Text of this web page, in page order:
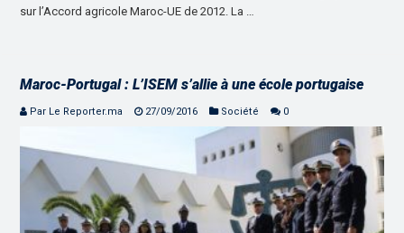
sur l’Accord agricole Maroc-UE de 2012. La …
Maroc-Portugal : L’ISEM s’allie à une école portugaise
Par Le Reporter.ma 27/09/2016 Société 0